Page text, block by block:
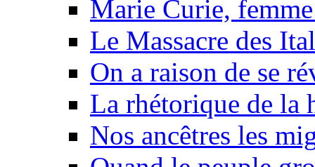
Marie Curie,
Le Massacre des
On a raison de se
La rhétorique de la
Nos ancêtres les